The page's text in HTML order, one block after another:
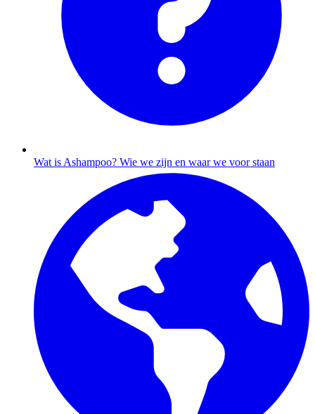
Wat is Ashampoo? Wie we zijn en waar we voor staan